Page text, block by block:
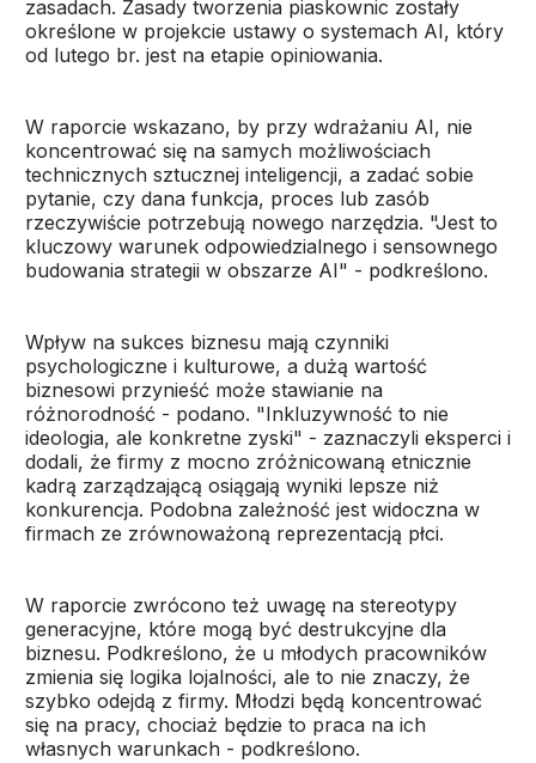
zasadach. Zasady tworzenia piaskownic zostały
określone w projekcie ustawy o systemach AI, który
od lutego br. jest na etapie opiniowania.
W raporcie wskazano, by przy wdrażaniu AI, nie
koncentrować się na samych możliwościach
technicznych sztucznej inteligencji, a zadać sobie
pytanie, czy dana funkcja, proces lub zasób
rzeczywiście potrzebują nowego narzędzia. "Jest to
kluczowy warunek odpowiedzialnego i sensownego
budowania strategii w obszarze AI" - podkreślono.
Wpływ na sukces biznesu mają czynniki
psychologiczne i kulturowe, a dużą wartość
biznesowi przynieść może stawianie na
różnorodność - podano. "Inkluzywność to nie
ideologia, ale konkretne zyski" - zaznaczyli eksperci i
dodali, że firmy z mocno zróżnicowaną etnicznie
kadrą zarządzającą osiągają wyniki lepsze niż
konkurencja. Podobna zależność jest widoczna w
firmach ze zrównoważoną reprezentacją płci.
W raporcie zwrócono też uwagę na stereotypy
generacyjne, które mogą być destrukcyjne dla
biznesu. Podkreślono, że u młodych pracowników
zmienia się logika lojalności, ale to nie znaczy, że
szybko odejdą z firmy. Młodzi będą koncentrować
się na pracy, chociaż będzie to praca na ich
własnych warunkach - podkreślono.